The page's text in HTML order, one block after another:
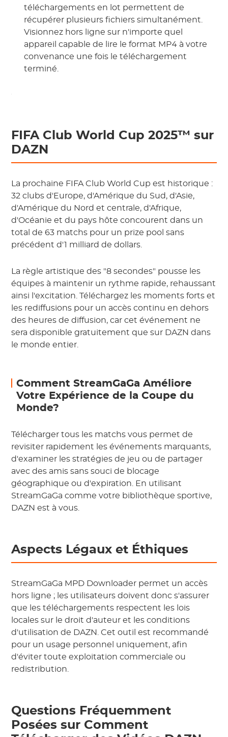
téléchargements en lot permettent de
récupérer plusieurs fichiers simultanément.
Visionnez hors ligne sur n'importe quel
appareil capable de lire le format MP4 à votre
convenance une fois le téléchargement
terminé.
FIFA Club World Cup 2025™ sur
DAZN
La prochaine FIFA Club World Cup est historique :
32 clubs d'Europe, d'Amérique du Sud, d'Asie,
d'Amérique du Nord et centrale, d'Afrique,
d'Océanie et du pays hôte concourent dans un
total de 63 matchs pour un prize pool sans
précédent d'1 milliard de dollars.
La règle artistique des "8 secondes" pousse les
équipes à maintenir un rythme rapide, rehaussant
ainsi l'excitation. Téléchargez les moments forts et
les rediffusions pour un accès continu en dehors
des heures de diffusion, car cet événement ne
sera disponible gratuitement que sur DAZN dans
le monde entier.
Comment StreamGaGa Améliore
Votre Expérience de la Coupe du
Monde?
Télécharger tous les matchs vous permet de
revisiter rapidement les événements marquants,
d'examiner les stratégies de jeu ou de partager
avec des amis sans souci de blocage
géographique ou d'expiration. En utilisant
StreamGaGa comme votre bibliothèque sportive,
DAZN est à vous.
Aspects Légaux et Éthiques
StreamGaGa MPD Downloader permet un accès
hors ligne ; les utilisateurs doivent donc s'assurer
que les téléchargements respectent les lois
locales sur le droit d'auteur et les conditions
d'utilisation de DAZN. Cet outil est recommandé
pour un usage personnel uniquement, afin
d'éviter toute exploitation commerciale ou
redistribution.
Questions Fréquemment
Posées sur Comment